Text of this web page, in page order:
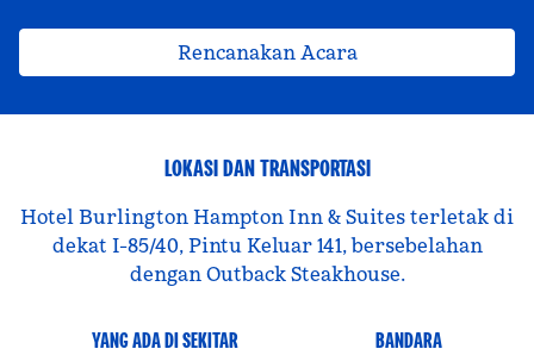
Rencanakan Acara
LOKASI DAN TRANSPORTASI
Hotel Burlington Hampton Inn & Suites terletak di
dekat I-85/40, Pintu Keluar 141, bersebelahan
dengan Outback Steakhouse.
YANG ADA DI SEKITAR BANDARA